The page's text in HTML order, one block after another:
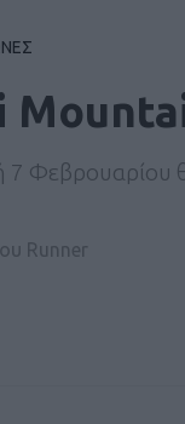
7 Φεβρουαρίου
Runner